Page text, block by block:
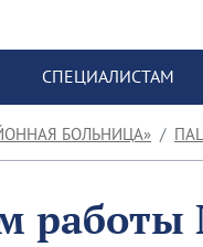
СПЕЦИАЛИСТАМ
БОЛЬНИЦА»